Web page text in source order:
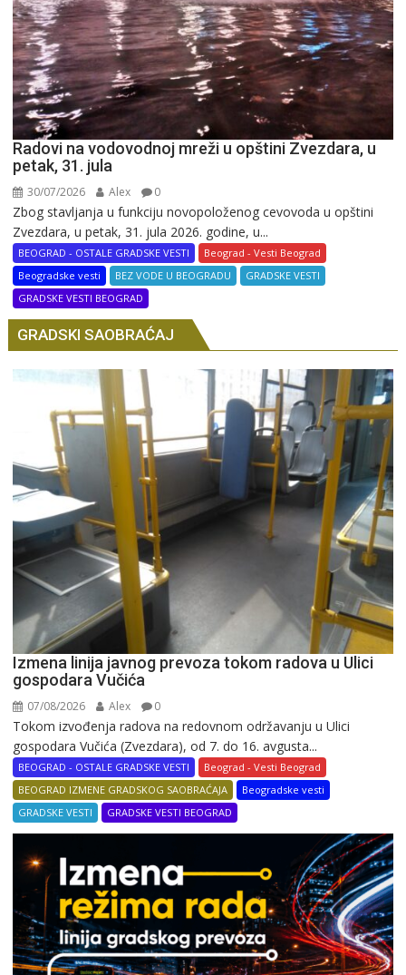
Radovi na vodovodnoj mreži u opštini Zvezdara, u
petak, 31. jula
30/07/2026 Alex 0
Zbog stavljanja u funkciju novopoloženog cevovoda u opštini
Zvezdara, u petak, 31. jula 2026. godine, u...
BEOGRAD - OSTALE GRADSKE VESTI
Beograd - Vesti Beograd
Beogradske vesti
BEZ VODE U BEOGRADU
GRADSKE VESTI
GRADSKE VESTI BEOGRAD
GRADSKI SAOBRAĆAJ
Izmena linija javnog prevoza tokom radova u Ulici
gospodara Vučića
07/08/2026 Alex 0
Tokom izvođenja radova na redovnom održavanju u Ulici
gospodara Vučića (Zvezdara), od 7. do 16. avgusta...
BEOGRAD - OSTALE GRADSKE VESTI
Beograd - Vesti Beograd
BEOGRAD IZMENE GRADSKOG SAOBRAĆAJA
Beogradske vesti
GRADSKE VESTI
GRADSKE VESTI BEOGRAD